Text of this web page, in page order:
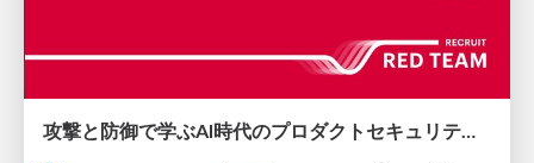
攻撃と防御で学ぶAI時代のプロダクトセキュリティ演習